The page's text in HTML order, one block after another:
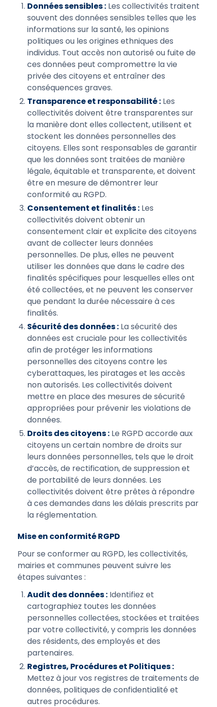
Données sensibles : Les collectivités traitent
souvent des données sensibles telles que les
informations sur la santé, les opinions
politiques ou les origines ethniques des
individus. Tout accès non autorisé ou fuite de
ces données peut compromettre la vie
privée des citoyens et entraîner des
conséquences graves.
Transparence et responsabilité : Les
collectivités doivent être transparentes sur
la manière dont elles collectent, utilisent et
stockent les données personnelles des
citoyens. Elles sont responsables de garantir
que les données sont traitées de manière
légale, équitable et transparente, et doivent
être en mesure de démontrer leur
conformité au RGPD.
Consentement et finalités : Les
collectivités doivent obtenir un
consentement clair et explicite des citoyens
avant de collecter leurs données
personnelles. De plus, elles ne peuvent
utiliser les données que dans le cadre des
finalités spécifiques pour lesquelles elles ont
été collectées, et ne peuvent les conserver
que pendant la durée nécessaire à ces
finalités.
Sécurité des données : La sécurité des
données est cruciale pour les collectivités
afin de protéger les informations
personnelles des citoyens contre les
cyberattaques, les piratages et les accès
non autorisés. Les collectivités doivent
mettre en place des mesures de sécurité
appropriées pour prévenir les violations de
données.
Droits des citoyens : Le RGPD accorde aux
citoyens un certain nombre de droits sur
leurs données personnelles, tels que le droit
d’accès, de rectification, de suppression et
de portabilité de leurs données. Les
collectivités doivent être prêtes à répondre
à ces demandes dans les délais prescrits par
la réglementation.
Mise en conformité RGPD
Pour se conformer au RGPD, les collectivités,
mairies et communes peuvent suivre les
étapes suivantes :
Audit des données : Identifiez et
cartographiez toutes les données
personnelles collectées, stockées et traitées
par votre collectivité, y compris les données
des résidents, des employés et des
partenaires.
Registres, Procédures et Politiques :
Mettez à jour vos registres de traitements de
données, politiques de confidentialité et
autres procédures.